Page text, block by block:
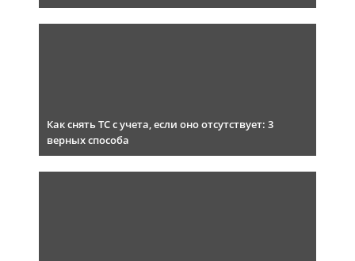
Как снять ТС с учета, если оно отсутствует: 3
верных способа